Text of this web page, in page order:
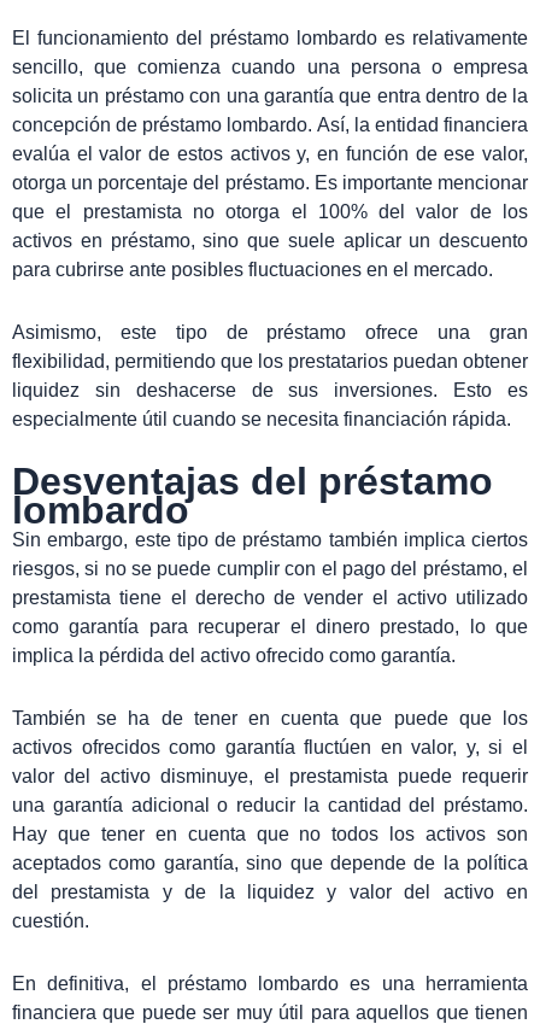
El funcionamiento del préstamo lombardo es relativamente
sencillo, que comienza cuando una persona o empresa
solicita un préstamo con una garantía que entra dentro de la
concepción de préstamo lombardo. Así, la entidad financiera
evalúa el valor de estos activos y, en función de ese valor,
otorga un porcentaje del préstamo. Es importante mencionar
que el prestamista no otorga el 100% del valor de los
activos en préstamo, sino que suele aplicar un descuento
para cubrirse ante posibles fluctuaciones en el mercado.
Asimismo, este tipo de préstamo ofrece una gran
flexibilidad, permitiendo que los prestatarios puedan obtener
liquidez sin deshacerse de sus inversiones. Esto es
especialmente útil cuando se necesita financiación rápida.
Desventajas del préstamo
lombardo
Sin embargo, este tipo de préstamo también implica ciertos
riesgos, si no se puede cumplir con el pago del préstamo, el
prestamista tiene el derecho de vender el activo utilizado
como garantía para recuperar el dinero prestado, lo que
implica la pérdida del activo ofrecido como garantía.
También se ha de tener en cuenta que puede que los
activos ofrecidos como garantía fluctúen en valor, y, si el
valor del activo disminuye, el prestamista puede requerir
una garantía adicional o reducir la cantidad del préstamo.
Hay que tener en cuenta que no todos los activos son
aceptados como garantía, sino que depende de la política
del prestamista y de la liquidez y valor del activo en
cuestión.
En definitiva, el préstamo lombardo es una herramienta
financiera que puede ser muy útil para aquellos que tienen